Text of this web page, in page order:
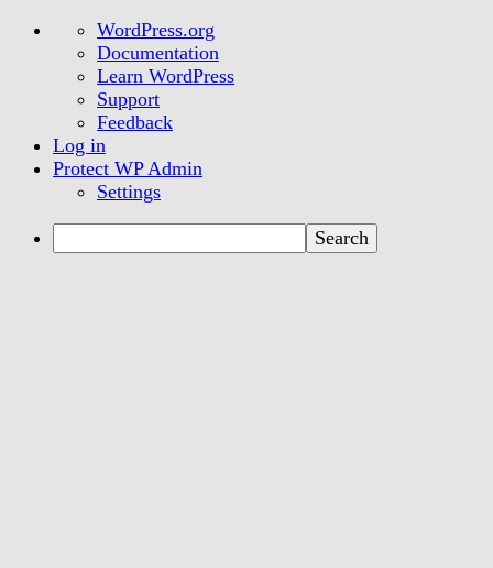
About
WordPress
WordPress.org
Documentation
Learn WordPress
Support
Feedback
Log in
Protect WP Admin
Settings
Search